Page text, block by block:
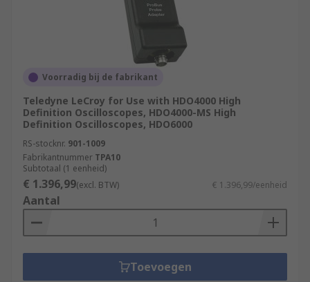
Voorradig bij de fabrikant
Teledyne LeCroy for Use with HDO4000 High
Definition Oscilloscopes, HDO4000-MS High
Definition Oscilloscopes, HDO6000
RS-stocknr. 901-1009
Fabrikantnummer TPA10
Subtotaal (1 eenheid)
€ 1.396,99(excl. BTW) € 1.396,99/eenheid
Aantal
Toevoegen